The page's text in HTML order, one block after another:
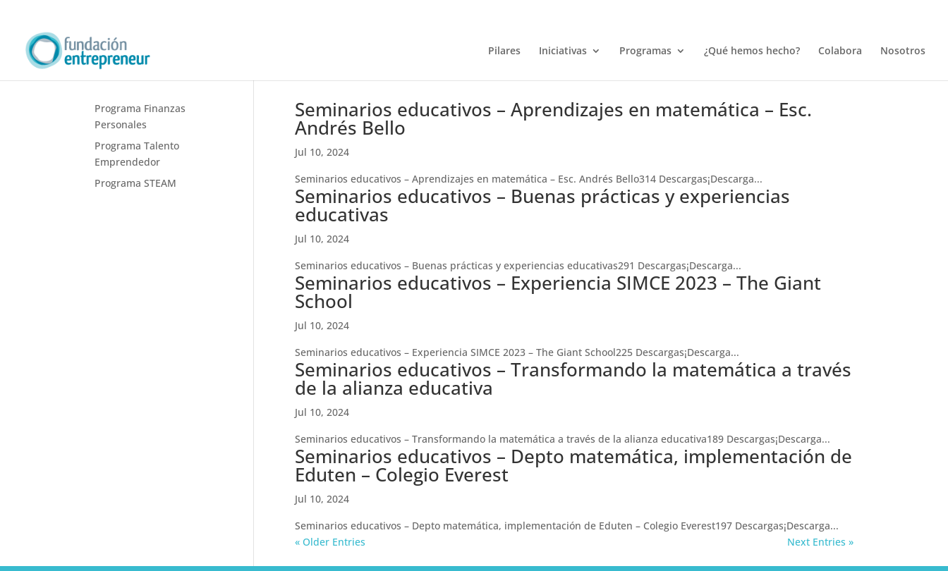
Pilares Iniciativas Programas ¿Qué hemos hecho? Colabora Nosotros
Seminarios educativos – Aprendizajes en matemática – Esc.
Andrés Bello
Jul 10, 2024
Seminarios educativos – Aprendizajes en matemática – Esc. Andrés Bello314 Descargas¡Descarga...
Seminarios educativos – Buenas prácticas y experiencias
educativas
Jul 10, 2024
Seminarios educativos – Buenas prácticas y experiencias educativas291 Descargas¡Descarga...
Seminarios educativos – Experiencia SIMCE 2023 – The Giant
School
Jul 10, 2024
Seminarios educativos – Experiencia SIMCE 2023 – The Giant School225 Descargas¡Descarga...
Seminarios educativos – Transformando la matemática a través
de la alianza educativa
Jul 10, 2024
Seminarios educativos – Transformando la matemática a través de la alianza educativa189 Descargas¡Descarga...
Seminarios educativos – Depto matemática, implementación de
Eduten – Colegio Everest
Jul 10, 2024
Seminarios educativos – Depto matemática, implementación de Eduten – Colegio Everest197 Descargas¡Descarga...
« Older Entries
Next Entries »
Programa Finanzas
Personales
Programa Talento
Emprendedor
Programa STEAM